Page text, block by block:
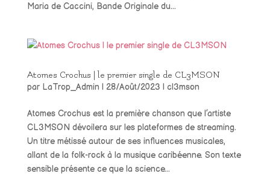
Maria de Caccini, Bande Originale du...
Atomes Crochus | le premier single de CL3MSON
par LaTrop_Admin 28/Août/2023 cl3mson
Atomes Crochus est la première chanson que l’artiste
CL3MSON dévoilera sur les plateformes de streaming.
Un titre métissé autour de ses influences musicales,
allant de la folk-rock à la musique caribéenne. Son texte
sensible présente ce que la science...